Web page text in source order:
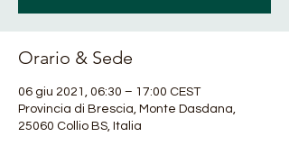
Orario & Sede
06 giu 2021, 06:30 – 17:00 CEST
Provincia di Brescia, Monte Dasdana,
25060 Collio BS, Italia